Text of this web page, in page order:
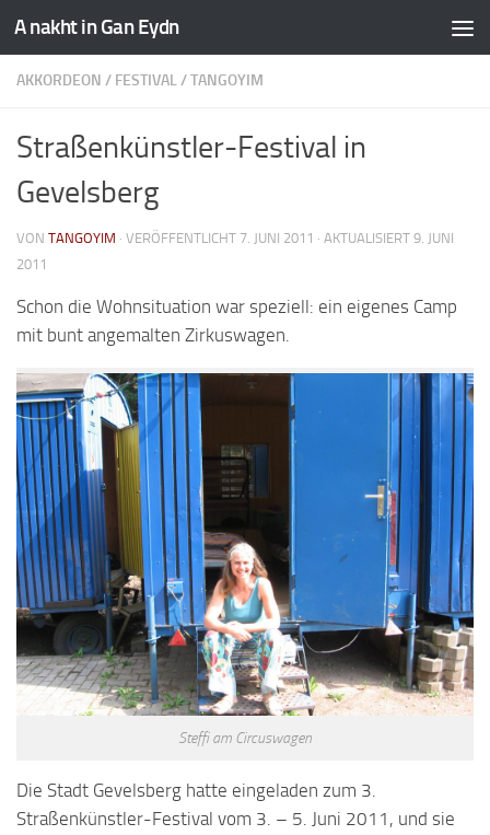
A nakht in Gan Eydn
AKKORDEON / FESTIVAL/TANGOYIM
Straßenkünstler-Festival in
Gevelsberg
VON TANGOYIM · VERÖFFENTLICHT 7. JUNI 2011 · AKTUALISIERT 9. JUNI
2011
Schon die Wohnsituation war speziell: ein eigenes Camp
mit bunt angemalten Zirkuswagen.
Steffi am Circuswagen
Die Stadt Gevelsberg hatte eingeladen zum 3.
Straßenkünstler-Festival vom 3. – 5. Juni 2011, und sie